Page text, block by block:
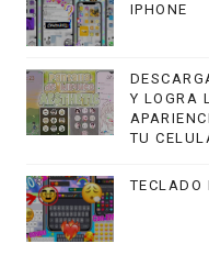
IPHONE
Y LOGRA
TU
TECLADO